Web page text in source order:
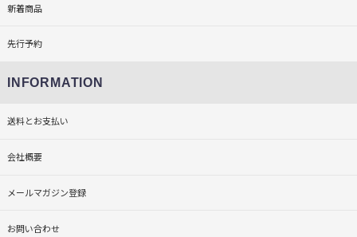
新着商品
先行予約
INFORMATION
送料とお支払い
会社概要
メールマガジン登録
お問い合わせ